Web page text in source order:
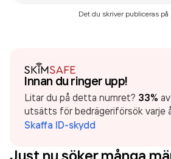
Det du skriver publiceras på
Innan du ringer upp!
Litar du på detta numret? 33%
utsätts för bedrägeriförsök varje
Skaffa ID-skydd
Just nu söker många